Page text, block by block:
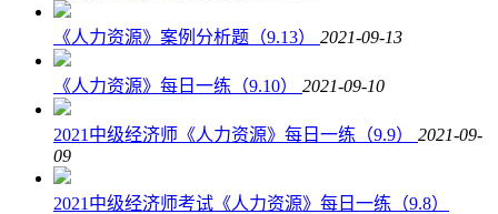
《人力资源》案例分析题（9.13） 2021-09-13
《人力资源》每日一练（9.10） 2021-09-10
2021中级经济师《人力资源》每日一练（9.9） 2021-09-
09
2021中级经济师考试《人力资源》每日一练（9.8）